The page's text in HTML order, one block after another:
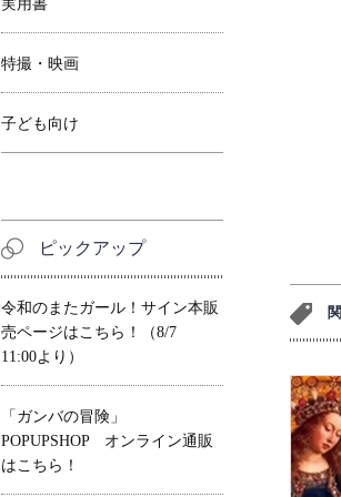
実用書
特撮・映画
子ども向け
ピックアップ
令和のまたガール！サイン本販
売ページはこちら！（8/7
11:00より）
「ガンバの冒険」
POPUPSHOP オンライン通販
はこちら！